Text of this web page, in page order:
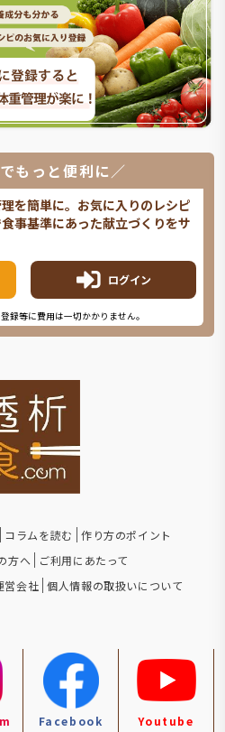
もっと便利に／
を簡単に。お気に入りのレシピ
事基準にあった献立づくりをサ
ログイン
録等に費用は一切かかりません。
コラムを読む
作り方のポイント
方へ
ご利用にあたって
営会社 個人情報の取扱いについて
Facebook Youtube